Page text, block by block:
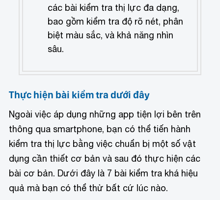
các bài kiểm tra thị lực đa dạng,
bao gồm kiểm tra độ rõ nét, phân
biệt màu sắc, và khả năng nhìn
sâu.
Thực hiện bài kiểm tra dưới đây
Ngoài việc áp dụng những app tiện lợi bên trên
thông qua smartphone, bạn có thể tiến hành
kiểm tra thị lực bằng việc chuẩn bị một số vật
dụng cần thiết cơ bản và sau đó thực hiện các
bài cơ bản. Dưới đây là 7 bài kiểm tra khá hiệu
quả mà bạn có thể thử bất cứ lúc nào.